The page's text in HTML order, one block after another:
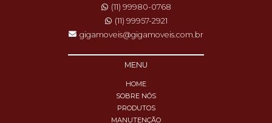
(11) 99980-0768
(11) 99957-2921
gigamoveis@gigamoveis.com.br
MENU
HOME
SOBRE NÓS
PRODUTOS
MANUTENÇÃO